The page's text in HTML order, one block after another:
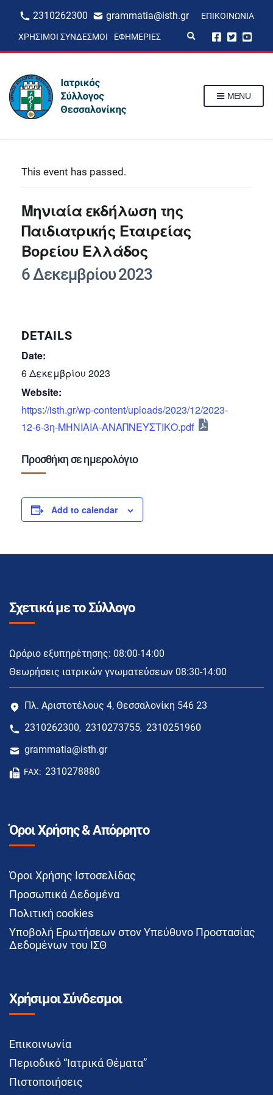
2310262300 grammatia@isth.gr ΕΠΙΚΟΙΝΩΝΊΑ
ΧΡΉΣΙΜΟΙ ΣΎΝΔΕΣΜΟΙ ΕΦΗΜΕΡΊΕΣ
p
MENU
This event has passed.
Μηνιαία εκδήλωση της
Παιδιατρικής Εταιρείας
Βορείου Ελλάδος
6 Δεκεμβρίου 2023
DETAILS
Date:
6 Δεκεμβρίου 2023
Website:
https://isth.gr/wp-content/uploads/2023/12/2023-
12-6-3η-ΜΗΝΙΑΙΑ-ΑΝΑΠΝΕΥΣΤΙΚΟ.pdf
Προσθήκη σε ημερολόγιο
Add to calendar
Σχετικά με το Σύλλογο
Ωράριο εξυπηρέτησης: 08:00-14:00
Θεωρήσεις ιατρικών γνωματεύσεων 08:30-14:00
Πλ. Αριστοτέλους 4, Θεσσαλονίκη 546 23
2310262300, 2310273755, 2310251960
grammatia@isth.gr
FAX: 2310278880
Όροι Χρήσης & Απόρρητο
Όροι Χρήσης Ιστοσελίδας
Προσωπικά Δεδομένα
Πολιτική cookies
Υποβολή Ερωτήσεων στον Υπεύθυνο Προστασίας
Δεδομένων του ΙΣΘ
Χρήσιμοι Σύνδεσμοι
Επικοινωνία
Περιοδικό “Ιατρικά Θέματα”
Πιστοποιήσεις